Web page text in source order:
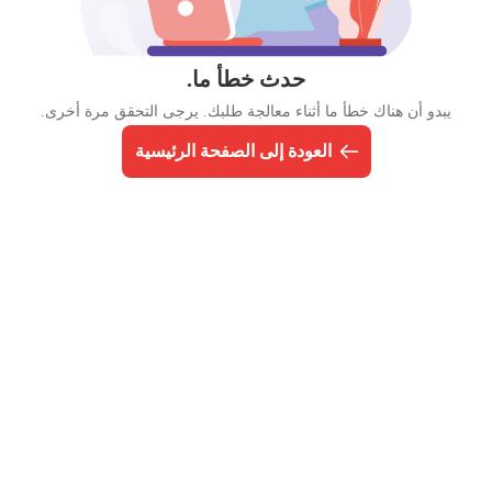
حدث خطأ ما.
يبدو أن هناك خطأ ما أثناء معالجة طلبك. يرجى التحقق مرة أخرى.
العودة إلى الصفحة الرئيسية